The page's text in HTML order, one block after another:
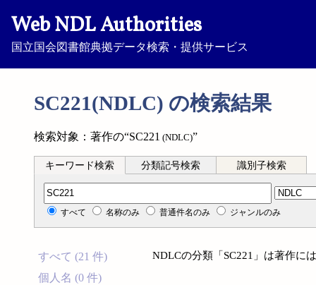
Web NDL Authorities
国立国会図書館典拠データ検索・提供サービス
SC221(NDLC) の検索結果
検索対象：著作の“SC221 (NDLC)”
キーワード検索 分類記号検索 識別子検索
分類記号検索
すべて 名称のみ 普通件名のみ ジャンルのみ
すべて (21 件)
個人名 (0 件)
NDLCの分類「SC221」は著作に